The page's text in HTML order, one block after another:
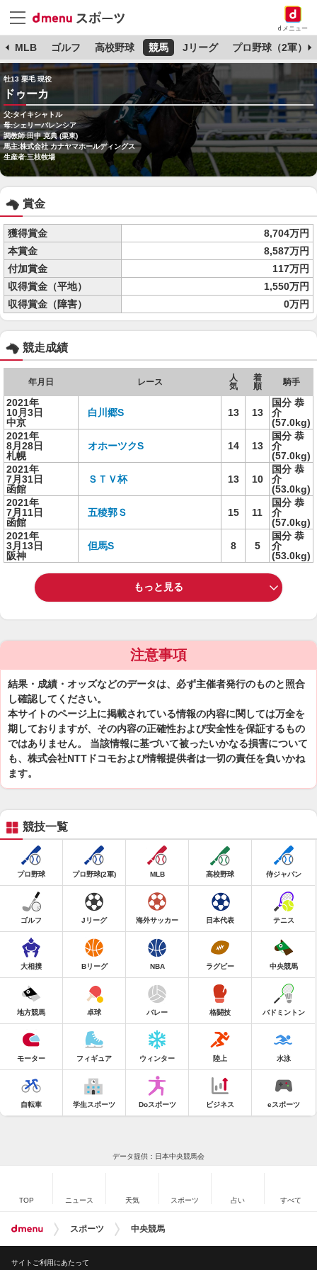
dメニュー
MLB ゴルフ 高校野球 競馬 Jリーグ プロ野球（2軍）
牡13 栗毛 現役
ドゥーカ
父:タイキシャトル
母:シェリーバレンシア
調教師:田中 克典 (栗東)
馬主:株式会社 カナヤマホールディングス
生産者:三枝牧場
賞金
獲得賞金
8,704万円
本賞金
8,587万円
付加賞金
117万円
収得賞金（平地）
1,550万円
収得賞金（障害）
0万円
競走成績
年月日 レース
人
気
着
順
騎手
2021年
10月3日
中京
白川郷S 13 13
国分 恭
介
(57.0kg)
2021年
8月28日
札幌
オホーツクS 14 13
国分 恭
介
(57.0kg)
2021年
7月31日
函館
ＳＴＶ杯 13 10
国分 恭
介
(53.0kg)
2021年
7月11日
函館
五稜郭Ｓ 15 11
国分 恭
介
(57.0kg)
2021年
3月13日
阪神
但馬S 8 5
国分 恭
介
(53.0kg)
もっと見る
注意事項
結果・成績・オッズなどのデータは、必ず主催者発行のものと照合
し確認してください。
本サイトのページ上に掲載されている情報の内容に関しては万全を
期しておりますが、その内容の正確性および安全性を保証するもの
ではありません。 当該情報に基づいて被ったいかなる損害について
も、株式会社NTTドコモおよび情報提供者は一切の責任を負いかね
ます。
競技一覧
プロ野球 プロ野球(2軍) MLB 高校野球 侍ジャパン
ゴルフ Jリーグ 海外サッカー 日本代表 テニス
大相撲 Bリーグ NBA ラグビー 中央競馬
地方競馬 卓球 バレー 格闘技 バドミントン
モーター フィギュア ウィンター 陸上 水泳
自転車 学生スポーツ Doスポーツ ビジネス eスポーツ
データ提供：日本中央競馬会
TOP ニュース 天気 スポーツ 占い すべて
スポーツ 中央競馬
サイトご利用にあたって